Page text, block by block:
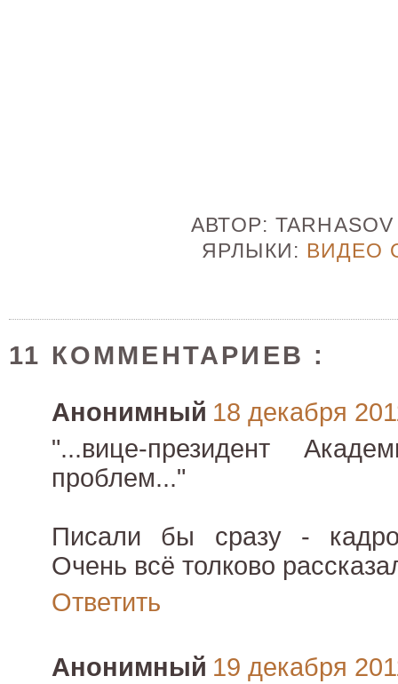
АВТОР:
ЯРЛЫКИ: ВИДЕО
11 КОММЕНТАРИЕВ :
Анонимный 18 декабря
"...вице-президент
проблем..."
Писали бы сразу -
Очень всё толково
Ответить
Анонимный 19 декабря